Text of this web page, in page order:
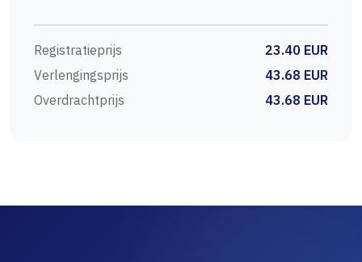
Registratieprijs
23.40 EUR
Verlengingsprijs
43.68 EUR
Overdrachtprijs
43.68 EUR